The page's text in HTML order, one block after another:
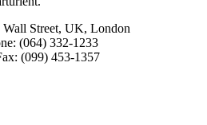
Wall Street, UK, London
(064) 332-1233
(099) 453-1357